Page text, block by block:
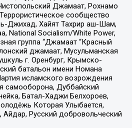
Джамаат, Рохнамо
сообщество
Джихад, Хайят Тахрир аш-Шам,
National Socialism/White Power,
группа “Джамаат “Красный
джамаат, Мусульманская
г. Оренбург, Крымско-
батальон имени Номана
исламского возрождения
самооборона, Дуббайский
Батал-Хаджи Белхороев,
Которая Улыбается,
Русский добровольческий